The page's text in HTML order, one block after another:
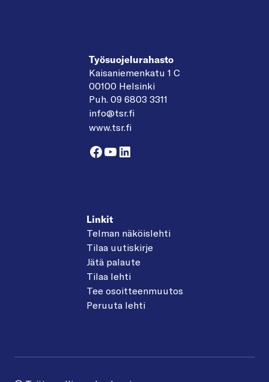
Työsuojelurahasto
Kaisaniemenkatu 1 C
00100 Helsinki
Puh. 09 6803 3311
info@tsr.fi
www.tsr.fi
Facebook
YouTube
LinkedIn
Linkit
Telman näköislehti
Tilaa uutiskirje
Jätä palaute
Tilaa lehti
Tee osoitteenmuutos
Peruuta lehti